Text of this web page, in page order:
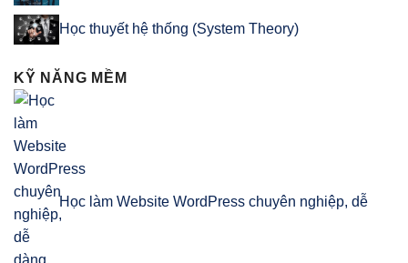
Học thuyết hệ thống (System Theory)
KỸ NĂNG MỀM
Học làm Website WordPress chuyên nghiệp, dễ